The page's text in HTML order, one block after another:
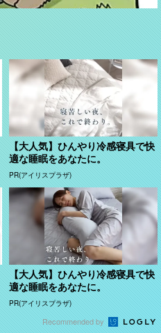
【大人気】ひんやり冷感寝具で快
適な睡眠をあなたに。
PR(アイリスプラザ)
【大人気】ひんやり冷感寝具で快
適な睡眠をあなたに。
PR(アイリスプラザ)
Recommended by